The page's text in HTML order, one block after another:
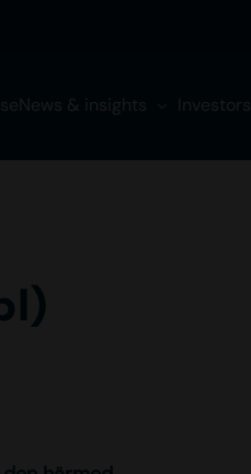
News & insights Investors